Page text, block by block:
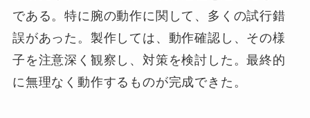
である。特に腕の動作に関して、多くの試行錯
誤があった。製作しては、動作確認し、その様
子を注意深く観察し、対策を検討した。最終的
に無理なく動作するものが完成できた。